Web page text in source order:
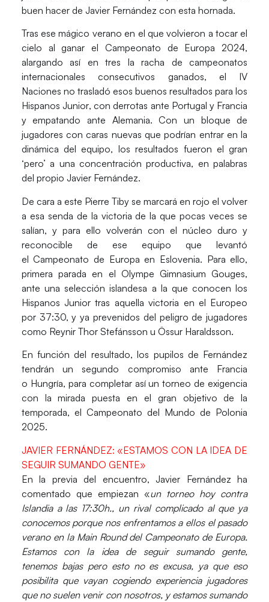
buen hacer de Javier Fernández con esta hornada.
Tras ese mágico verano en el que volvieron a tocar el
cielo al ganar el Campeonato de Europa 2024,
alargando así en tres la racha de campeonatos
internacionales consecutivos ganados, el IV
Naciones no trasladó esos buenos resultados para los
Hispanos Junior, con derrotas ante Portugal y Francia
y empatando ante Alemania. Con un bloque de
jugadores con caras nuevas que podrían entrar en la
dinámica del equipo, los resultados fueron el gran
‘pero’ a una concentración productiva, en palabras
del propio Javier Fernández.
De cara a este Pierre Tiby se marcará en rojo el volver
a esa senda de la victoria de la que pocas veces se
salían, y para ello volverán con el núcleo duro y
reconocible de ese equipo que levantó
el Campeonato de Europa en Eslovenia. Para ello,
primera parada en el Olympe Gimnasium Gouges,
ante una selección islandesa a la que conocen los
Hispanos Junior tras aquella victoria en el Europeo
por 37:30, y ya prevenidos del peligro de jugadores
como Reynir Thor Stefánsson u Össur Haraldsson.
En función del resultado, los pupilos de Fernández
tendrán un segundo compromiso ante Francia
o Hungría, para completar así un torneo de exigencia
con la mirada puesta en el gran objetivo de la
temporada, el Campeonato del Mundo de Polonia
2025.
JAVIER FERNÁNDEZ: «ESTAMOS CON LA IDEA DE
SEGUIR SUMANDO GENTE»
En la previa del encuentro,Javier Fernández ha
comentado que empiezan «un torneo hoy contra
Islandia a las 17:30h., un rival complicado al que ya
conocemos porque nos enfrentamos a ellos el pasado
verano en la Main Round del Campeonato de Europa.
Estamos con la idea de seguir sumando gente,
tenemos bajas pero esto no es excusa, ya que eso
posibilita que vayan cogiendo experiencia jugadores
que no suelen venir con nosotros, y estamos sumando